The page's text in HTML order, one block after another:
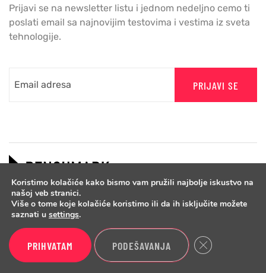
Prijavi se na newsletter listu i jednom nedeljno cemo ti
poslati email sa najnovijim testovima i vestima iz sveta
tehnologije.
PRIJAVI SE
Copyright © 2026 Benchmark.
Koristimo kolačiće kako bismo vam pružili najbolje iskustvo na
našoj veb stranici.
Više o tome koje kolačiće koristimo ili da ih isključite možete
saznati u settings.
PRIHVATAM PODEŠAVANJA Close GDPR